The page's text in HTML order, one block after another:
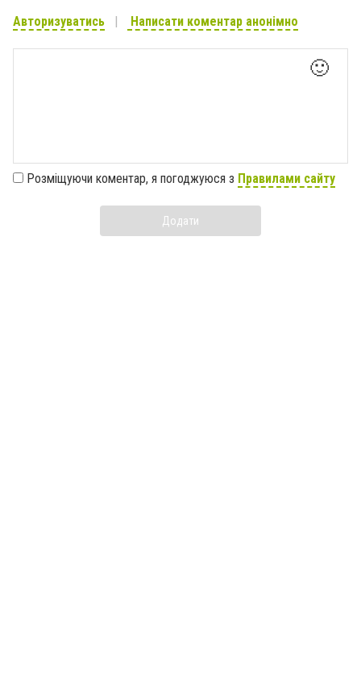
Авторизуватись Написати коментар анонімно
🙂
Розміщуючи коментар, я погоджуюся з Правилами сайту
Додати